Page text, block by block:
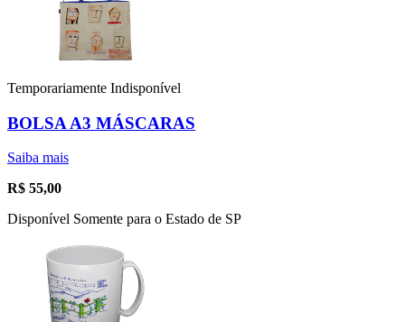
Temporariamente Indisponível
BOLSA A3 MÁSCARAS
Saiba mais
R$ 55,00
Disponível Somente para o Estado de SP